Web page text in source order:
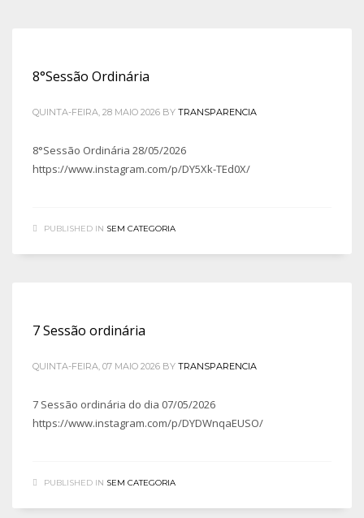
8°Sessão Ordinária
QUINTA-FEIRA, 28 MAIO 2026 BY TRANSPARENCIA
8°Sessão Ordinária 28/05/2026
https://www.instagram.com/p/DY5Xk-TEd0X/
PUBLISHED IN SEM CATEGORIA
7 Sessão ordinária
QUINTA-FEIRA, 07 MAIO 2026 BY TRANSPARENCIA
7 Sessão ordinária do dia 07/05/2026
https://www.instagram.com/p/DYDWnqaEUSO/
PUBLISHED IN SEM CATEGORIA